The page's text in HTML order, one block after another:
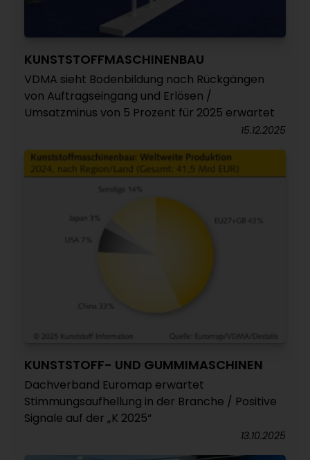
KUNSTSTOFFMASCHINENBAU
VDMA sieht Bodenbildung nach Rückgängen
von Auftragseingang und Erlösen /
Umsatzminus von 5 Prozent für 2025 erwartet
15.12.2025
KUNSTSTOFF- UND GUMMIMASCHINEN
Dachverband Euromap erwartet
Stimmungsaufhellung in der Branche / Positive
Signale auf der „K 2025“
13.10.2025